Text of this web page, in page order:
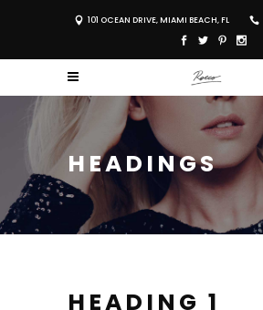
101 OCEAN DRIVE, MIAMI BEACH, FL
HEADINGS
HEADING 1